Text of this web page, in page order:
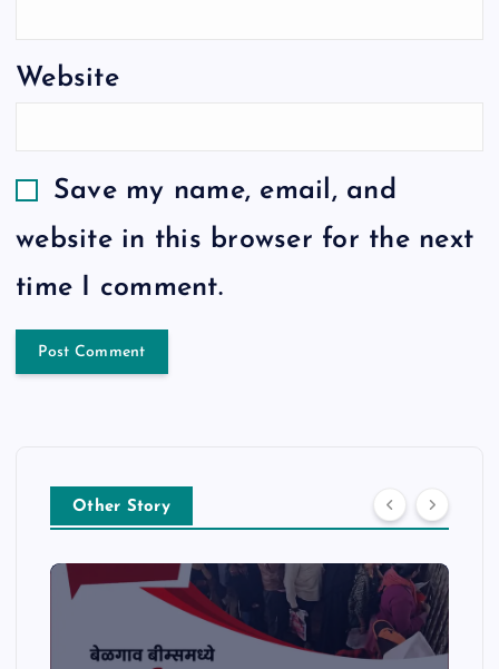
Website
Save my name, email, and
website in this browser for the next
time I comment.
Other Story